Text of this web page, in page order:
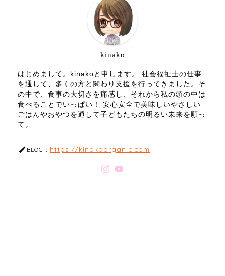
kinako
はじめまして。kinakoと申します。 社会福祉士の仕事
を通して、多くの方と関わり支援を行ってきました。そ
の中で、食事の大切さを痛感し、それから私の頭の中は
食べることでいっぱい！ 安心安全で美味しいやさしい
ごはんやおやつを通して子どもたちの明るい未来を願っ
て。
BLOG： https://kinakoorganic.com